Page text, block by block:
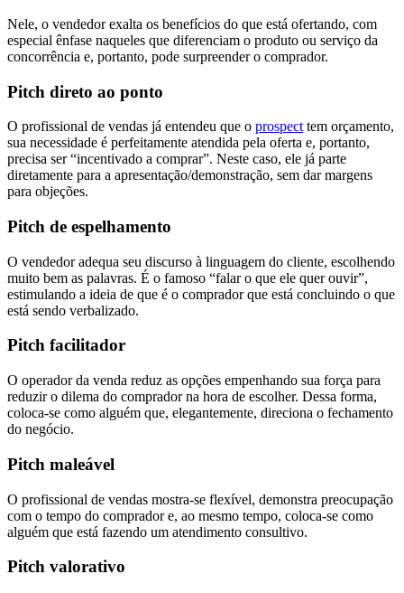
Nele, o vendedor exalta os benefícios do que está ofertando, com
especial ênfase naqueles que diferenciam o produto ou serviço da
concorrência e, portanto, pode surpreender o comprador.
Pitch direto ao ponto
O profissional de vendas já entendeu que o prospect tem orçamento,
sua necessidade é perfeitamente atendida pela oferta e, portanto,
precisa ser “incentivado a comprar”. Neste caso, ele já parte
diretamente para a apresentação/demonstração, sem dar margens
para objeções.
Pitch de espelhamento
O vendedor adequa seu discurso à linguagem do cliente, escolhendo
muito bem as palavras. É o famoso “falar o que ele quer ouvir”,
estimulando a ideia de que é o comprador que está concluindo o que
está sendo verbalizado.
Pitch facilitador
O operador da venda reduz as opções empenhando sua força para
reduzir o dilema do comprador na hora de escolher. Dessa forma,
coloca-se como alguém que, elegantemente, direciona o fechamento
do negócio.
Pitch maleável
O profissional de vendas mostra-se flexível, demonstra preocupação
com o tempo do comprador e, ao mesmo tempo, coloca-se como
alguém que está fazendo um atendimento consultivo.
Pitch valorativo